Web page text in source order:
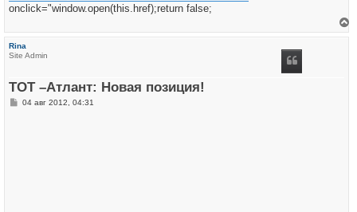
onclick="window.open(this.href);return false;
Rina
Site Admin
ТОТ –Атлант: Новая позиция!
С04 авг 2012, 04:31